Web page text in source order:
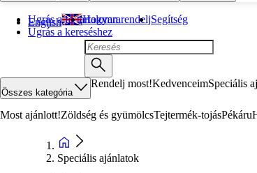
Ugrás a fő tartalomra
Ugrás a kereséshez
English Hogyan rendeljSegítség
Összes kategória
Rendelj most!KedvenceimSpeciális
Most ajánlott!Zöldség és gyümölcsTejtermék-tojásPékáru
Speciális ajánlatok